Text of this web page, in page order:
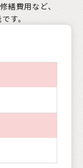
繕費用など、
す。